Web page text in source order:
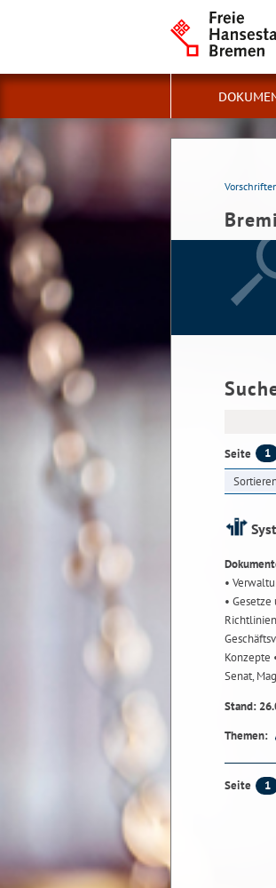
Seite 1
•
•
Konzepte
Senat,
Stand:
Themen:
Seite 1